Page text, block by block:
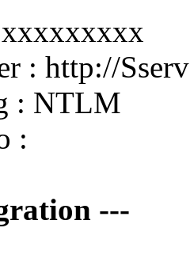
xxxxxxxxx
: http://
: NTLM
:
---